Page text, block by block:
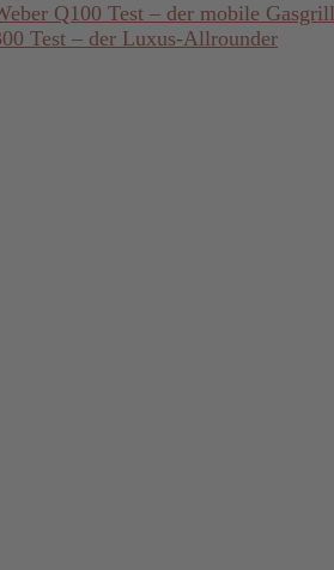
Q100 Test – der mobile Gasgrill
Test – der Luxus-Allrounder